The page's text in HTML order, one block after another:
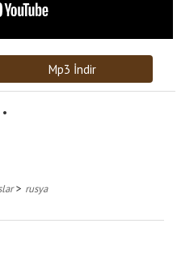
Mp3 İndir
> rusya